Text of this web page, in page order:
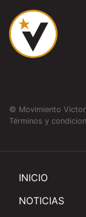
© Movimiento
Términos y
INICIO
NOTICIAS